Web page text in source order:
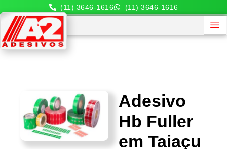
(11) 3646-1616 (11) 3646-1616
Adesivo
Hb Fuller
em Taiaçu